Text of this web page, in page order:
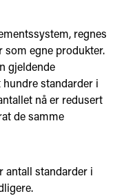
regnes
egne produkter.
gjeldende
standarder i
nå er redusert
de samme
antall standarder i